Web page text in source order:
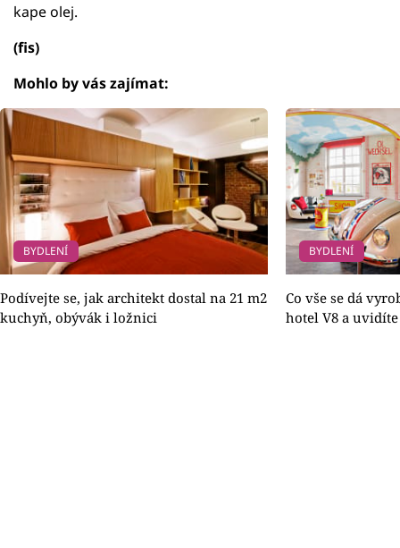
kape olej.
(fis)
Mohlo by vás zajímat:
BYDLENÍ
Podívejte se, jak architekt dostal na 21 m2
kuchyň, obývák i ložnici
BYDLENÍ
Co vše se dá
hotel V8 a uvidíte